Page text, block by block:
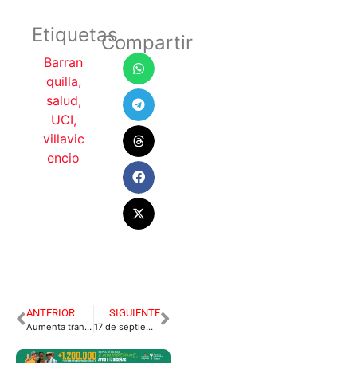
Etiquetas
Barran
quilla,
salud,
UCI,
villavic
encio
Compartir
ANTERIOR
Aumenta transporte pirata durante la pandemia
SIGUIENTE
17 de septiembre sería el pico de la pandemia en Villavicencio – INS.